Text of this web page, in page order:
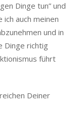
Dinge tun” und
ich auch meinen
und in
Dinge richtig
führt
Deiner